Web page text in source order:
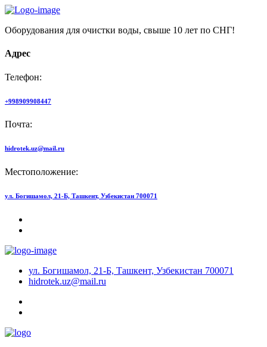
Оборудования для очистки воды, свыше 10 лет по СНГ!
Адрес
Телефон:
+998909908447
Почта:
hidrotek.uz@mail.ru
Местоположение:
ул. Богишамол, 21-Б, Ташкент, Узбекистан 700071
ул. Богишамол, 21-Б, Ташкент, Узбекистан 700071
hidrotek.uz@mail.ru